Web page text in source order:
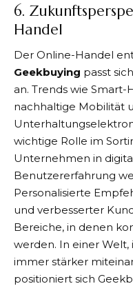
6.
Handel
Der Online-Handel
Geekbuying passt
an. Trends wie
nachhaltige Mobilität
wichtige Rolle im
Unternehmen in
Benutzererfahrung
Personalisierte
und verbesserter
Bereiche, in denen
werden. In einer
immer stärker
positioniert sich